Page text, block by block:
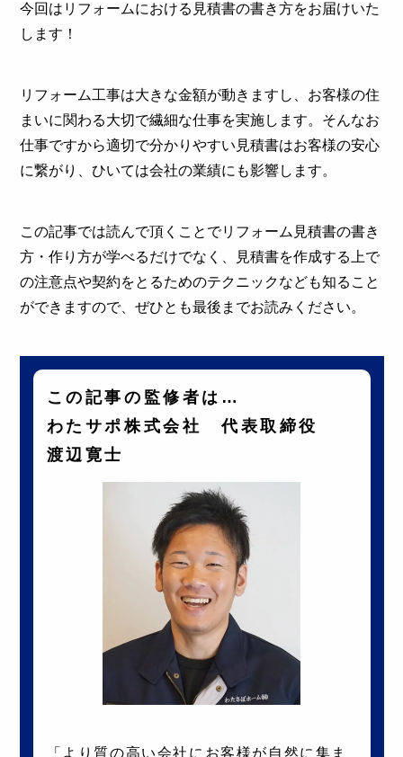
今回はリフォームにおける見積書の書き方をお届けいた
します！
リフォーム工事は大きな金額が動きますし、お客様の住
まいに関わる大切で繊細な仕事を実施します。そんなお
仕事ですから適切で分かりやすい見積書はお客様の安心
に繋がり、ひいては会社の業績にも影響します。
この記事では読んで頂くことでリフォーム見積書の書き
方・作り方が学べるだけでなく、見積書を作成する上で
の注意点や契約をとるためのテクニックなども知ること
ができますので、ぜひとも最後までお読みください。
この記事の監修者は…
わたサポ株式会社 代表取締役
渡辺寛士
「より質の高い会社にお客様が自然に集ま